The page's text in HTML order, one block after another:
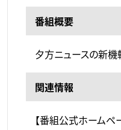
番組概要
夕方ニュースの新機
関連情報
【番組公式ホームペ